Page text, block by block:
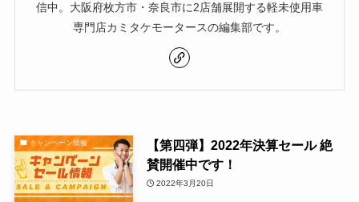
信中。大阪府枚方市・奈良市に2店舗展開する軽未使用車
専門店カミタケモータースの編集部です。
キャンペーン情報
【第四弾】2022年決算セール 絶
賛開催中です！
2022年3月20日